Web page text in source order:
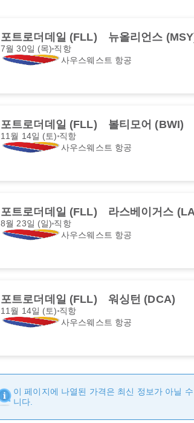
포트로더데일 (FLL) 뉴올리언스
7월 30일 (목) 직항
사우스웨스트 항공
포트로더데일 (FLL) 볼티모어 (BWI)
11월 14일 (토) 직항
사우스웨스트 항공
포트로더데일 (FLL) 라스베이거스
8월 23일 (일) 직항
사우스웨스트 항공
포트로더데일 (FLL) 워싱턴 (DCA)
11월 14일 (토) 직항
사우스웨스트 항공
이 페이지에 나열된 가격은 최신 정보가 아닐
니다.